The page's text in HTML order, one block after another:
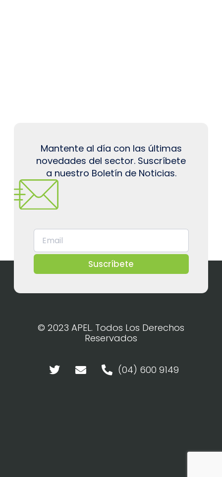
Mantente al día con las últimas
novedades del sector. Suscríbete
a nuestro Boletín de Noticias.
Suscríbete
© 2023 APEL. Todos Los Derechos
Reservados
(04) 600 9149